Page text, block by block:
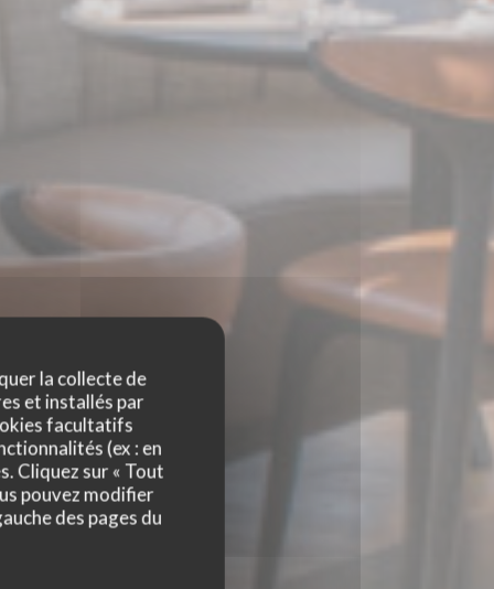
la collecte de
et installés par
facultatifs
(ex : en
Cliquez sur « Tout
pouvez modifier
des pages du